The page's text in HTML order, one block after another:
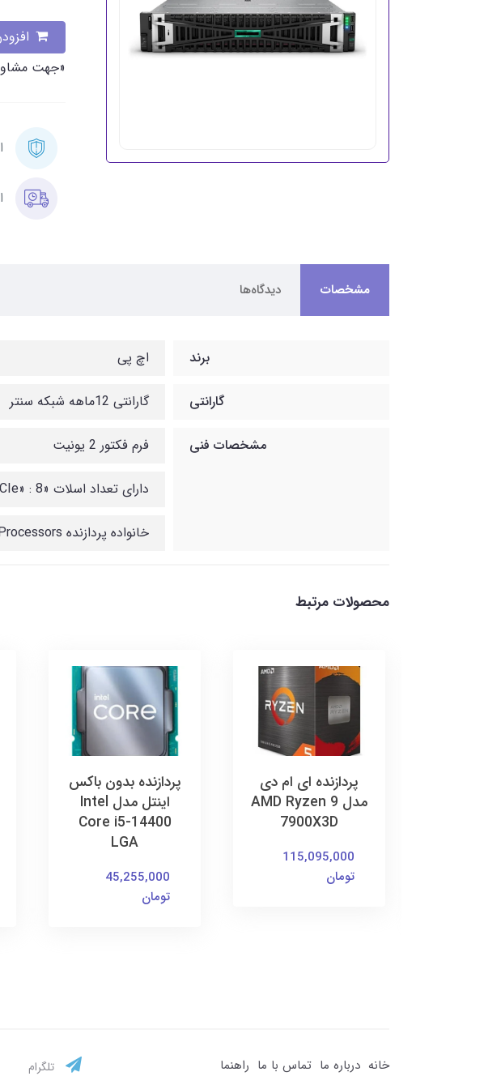
«جهت
مشخصات دیدگاه‌ها
برند اچ پی
گارانتی گارانتی 12ماهه شبکه سنتر
مشخصات فنی فرم فکتور 2 یونیت
دارای تعداد اسلات «PCIe» : 8
خانواده پردازنده 4th Generation AMD EPYC Processors
محصولات مرتبط
پردازنده ای ام دی
مدل AMD Ryzen 9
7900X3D
115,095,000
تومان
پردازنده بدون باکس
اینتل مدل Intel
Core i5-14400
LGA
45,255,000
تومان
خانه درباره ما تماس با ما راهنما تلگرام